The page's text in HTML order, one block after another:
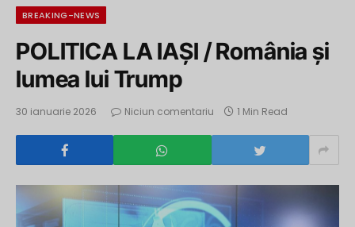
BREAKING-NEWS
POLITICA LA IAȘI / România și
lumea lui Trump
30 ianuarie 2026 Niciun comentariu 1 Min Read